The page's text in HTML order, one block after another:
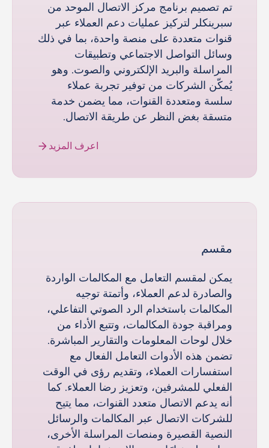
تم تصميم برنامج مركز الاتصال الموحد من
سبرينكلر لتركيز عمليات دعم العملاء عبر
قنوات متعددة على منصة واحدة، بما في ذلك
وسائل التواصل الاجتماعي وتطبيقات
المراسلة والبريد الإلكتروني والصوت. وهو
يُمكّن الشركات من توفير تجربة عملاء
سلسة ومتعددة القنوات، مما يضمن خدمة
متسقة بغض النظر عن طريقة الاتصال.
اعرف المزيد
مقسم
يمكن لمقسم التعامل مع المكالمات الواردة
والصادرة لدعم العملاء، وأتمتة توجيه
المكالمات باستخدام الرد الصوتي التفاعلي،
ومراقبة جودة المكالمات، وتتبع الأداء من
خلال لوحات المعلومات والتقارير المباشرة.
تضمن هذه الأدوات التعامل الفعال مع
استفسارات العملاء، وتقديم رؤى في الوقت
الفعلي للمشرفين، وتعزيز رضا العملاء. كما
أنه يدعم الاتصال متعدد القنوات، مما يتيح
للشركات الاتصال عبر المكالمات والرسائل
النصية القصيرة ومنصات المراسلة الأخرى،